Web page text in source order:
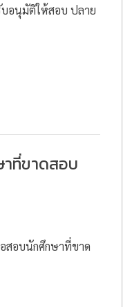
อนุมัติให้สอบ ปลาย
ที่ขาดสอบ
สอบนักศึกษาที่ขาด